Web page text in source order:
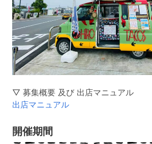
▽ 募集概要 及び 出店マニュアル
出店マニュアル
開催期間